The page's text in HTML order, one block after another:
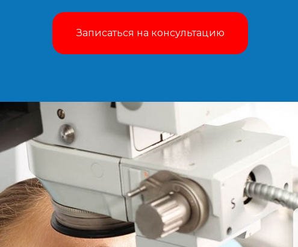
Записаться на консультацию